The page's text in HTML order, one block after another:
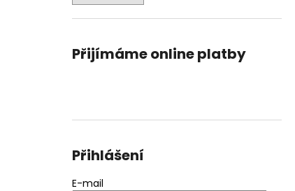
Přijímáme online platby
Přihlášení
E-mail